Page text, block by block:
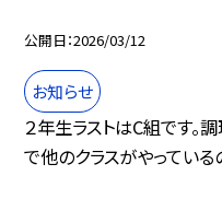
公開日 2026/03/12
お知らせ
２年生ラストはC組です。
で他のクラスがやっている